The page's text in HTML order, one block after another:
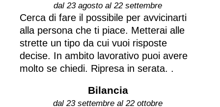
dal 23 agosto al 22 settembre
Cerca di fare il possibile per avvicinarti
alla persona che ti piace. Metterai alle
strette un tipo da cui vuoi risposte
decise. In ambito lavorativo puoi avere
molto se chiedi. Ripresa in serata. .
Bilancia
dal 23 settembre al 22 ottobre